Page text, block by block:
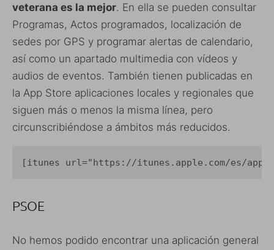
veterana es la mejor. En ella se pueden consultar
Programas, Actos programados, localización de
sedes por GPS y programar alertas de calendario,
así como un apartado multimedia con vídeos y
audios de eventos. También tienen publicadas en
la App Store aplicaciones locales y regionales que
siguen más o menos la misma línea, pero
circunscribiéndose a ámbitos más reducidos.
[itunes url="https://itunes.apple.com/es/app/
PSOE
No hemos podido encontrar una aplicación general